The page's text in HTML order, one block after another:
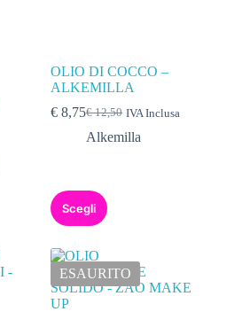
OLIO DI COCCO –
ALKEMILLA
€12,50
€ 8,75 IVA Inclusa
Alkemilla
Scegli
ESAURITO